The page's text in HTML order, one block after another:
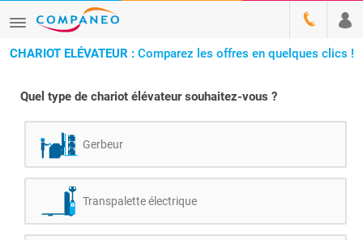
CHARIOT ELÉVATEUR :Comparez les offres en quelques clics !
Quel type de chariot élévateur souhaitez-vous ?
Gerbeur
Transpalette électrique